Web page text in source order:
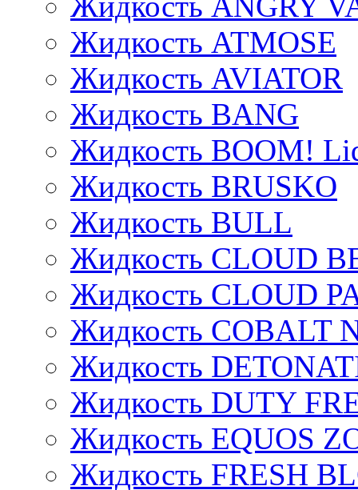
Жидкость ATMOSE
Жидкость AVIATOR
Жидкость BANG
Жидкость BOOM!
Жидкость BRUSKO
Жидкость BULL
Жидкость CLOUD
Жидкость CLOUD
Жидкость COBALT
Жидкость
Жидкость DUTY
Жидкость EQUOS
Жидкость FRESH